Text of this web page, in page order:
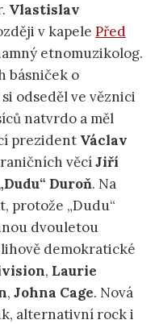
Vlastislav
v kapele Před
etnomuzikolog.
básniček o
odseděl ve věznici
natvrdo a měl
prezident Václav
věcíJiří
Duroň. Na
protože „Dudu“
dvouletou
demokratické
, Laurie
, Johna Cage. Nová
alternativní rock i